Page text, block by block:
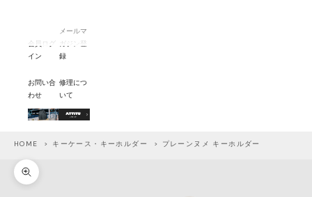
会員ログ
イン
メールマ
ガジン登
録
お問い合
わせ
修理につ
いて
HOME > キーケース・キーホルダー > プレーンヌメ キーホルダー
ズームイン